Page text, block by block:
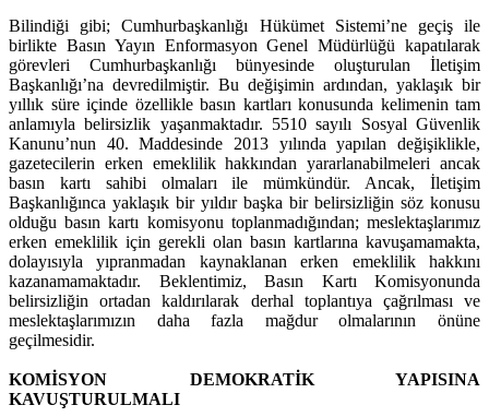
Bilindiği gibi; Cumhurbaşkanlığı Hükümet Sistemi’ne geçiş ile
birlikte Basın Yayın Enformasyon Genel Müdürlüğü kapatılarak
görevleri Cumhurbaşkanlığı bünyesinde oluşturulan İletişim
Başkanlığı’na devredilmiştir. Bu değişimin ardından, yaklaşık bir
yıllık süre içinde özellikle basın kartları konusunda kelimenin tam
anlamıyla belirsizlik yaşanmaktadır. 5510 sayılı Sosyal Güvenlik
Kanunu’nun 40. Maddesinde 2013 yılında yapılan değişiklikle,
gazetecilerin erken emeklilik hakkından yararlanabilmeleri ancak
basın kartı sahibi olmaları ile mümkündür. Ancak, İletişim
Başkanlığınca yaklaşık bir yıldır başka bir belirsizliğin söz konusu
olduğu basın kartı komisyonu toplanmadığından; meslektaşlarımız
erken emeklilik için gerekli olan basın kartlarına kavuşamamakta,
dolayısıyla yıpranmadan kaynaklanan erken emeklilik hakkını
kazanamamaktadır. Beklentimiz, Basın Kartı Komisyonunda
belirsizliğin ortadan kaldırılarak derhal toplantıya çağrılması ve
meslektaşlarımızın daha fazla mağdur olmalarının önüne
geçilmesidir.
KOMİSYON DEMOKRATİK YAPISINA
KAVUŞTURULMALI